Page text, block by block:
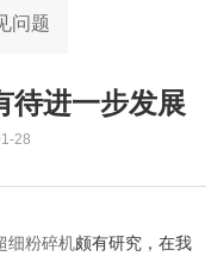
问题
待进一步发展
28
细粉碎机颇有研究，在我